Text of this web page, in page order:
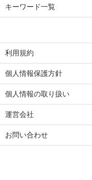
キーワード一覧
利用規約
個人情報保護方針
個人情報の取り扱い
運営会社
お問い合わせ